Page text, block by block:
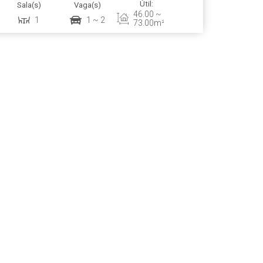
1
Sala(s)
1 ~ 2
Vaga(s) Útil:
46 .00 ~
73 .00m²